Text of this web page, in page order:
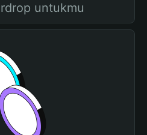
untukmu